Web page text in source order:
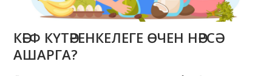
КӘЕФ КҮТӘРЕНКЕЛЕГЕ ӨЧЕН НӘРСӘ
АШАРГА?